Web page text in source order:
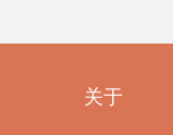
关于